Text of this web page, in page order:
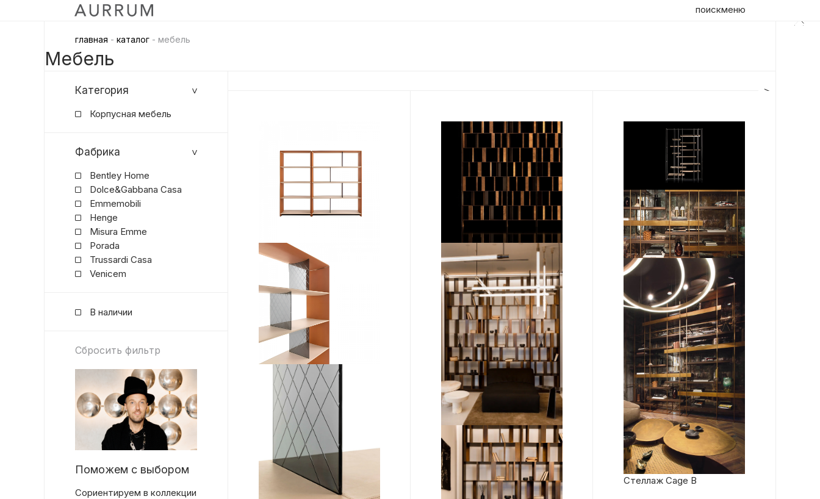
поискменю
главная - каталог - мебель
Мебель
Категория
Корпусная мебель
Фабрика
Bentley Home
Dolce&Gabbana Casa
Emmemobili
Henge
Misura Emme
Porada
Trussardi Casa
Venicem
В наличии
Сбросить фильтр
Поможем с выбором
Сориентируем в коллекции
Стеллаж Cage B